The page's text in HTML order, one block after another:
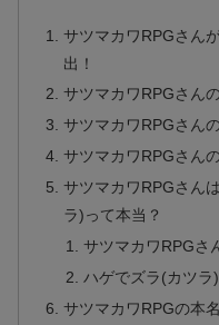
サツマカワRPGさん
出！
サツマカワRPGさん
サツマカワRPGさん
サツマカワRPGさん
サツマカワRPGさん
ラ)って本当？
サツマカワRPGさ
ハゲでズラ(カツラ
サツマカワRPGの本